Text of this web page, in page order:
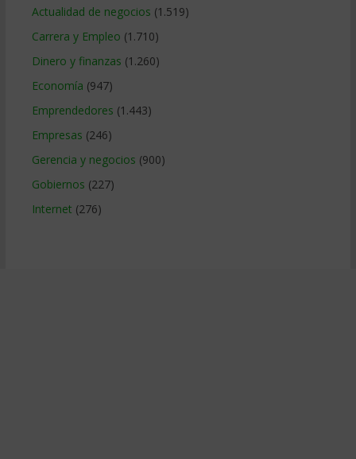
Actualidad de negocios (1.519)
Carrera y Empleo (1.710)
Dinero y finanzas (1.260)
Economía (947)
Emprendedores (1.443)
Empresas (246)
Gerencia y negocios (900)
Gobiernos (227)
Internet (276)